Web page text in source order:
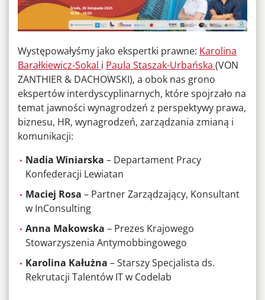
Występowałyśmy jako ekspertki prawne: Karolina
Barałkiewicz-Sokal i Paula Staszak-Urbańska (VON
ZANTHIER & DACHOWSKI), a obok nas grono
ekspertów interdyscyplinarnych, które spojrzało na
temat jawności wynagrodzeń z perspektywy prawa,
biznesu, HR, wynagrodzeń, zarządzania zmianą i
komunikacji:
Nadia Winiarska – Departament Pracy
Konfederacji Lewiatan
Maciej Rosa – Partner Zarządzający, Konsultant
w InConsulting
Anna Makowska – Prezes Krajowego
Stowarzyszenia Antymobbingowego
Karolina Kałużna – Starszy Specjalista ds.
Rekrutacji Talentów IT w Codelab